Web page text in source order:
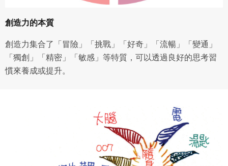
創造力的本質
創造力集合了「冒險」「挑戰」「好奇」「流暢」「變通」
「獨創」「精密」「敏感」等特質，可以透過良好的思考習
慣來養成或提升。
已經有註冊帳號了嗎？點擊 立刻登入
策。
違反前項約定者，本系統得終止會員資格。
三、著作權授權
本系統防盜拷措施或類似措施，會員不得予以破解、破壞或
會員使用本系統之費用，由吉寶系統公司定之並按月收取。
吉寶系統公司得不定期公告與調整費用。
同意上述條款，確定註冊